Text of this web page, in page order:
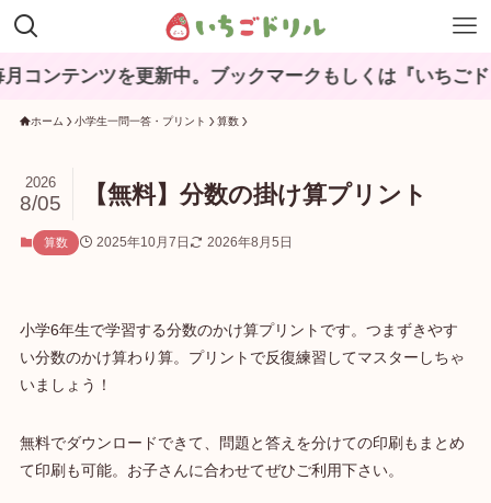
テンツを更新中。ブックマークもしくは『いちごドリル
ホーム 小学生一問一答・プリント 算数
【無料】分数の掛け算プリント
2026
8/05
算数 2025年10月7日 2026年8月5日
小学6年生で学習する分数のかけ算プリントです。つまずきやす
い分数のかけ算わり算。プリントで反復練習してマスターしちゃ
いましょう！
無料でダウンロードできて、問題と答えを分けての印刷もまとめ
て印刷も可能。お子さんに合わせてぜひご利用下さい。